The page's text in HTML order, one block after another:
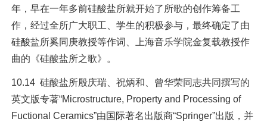
年，早在一年多前硅酸盐所就开始了所歌的创作筹备工
作，经过全所广大职工、学生的积极参与，最终确定了由
硅酸盐所奚同庚教授等作词、上海音乐学院金复载教授作
曲的《硅酸盐所之歌》。
10.14 硅酸盐所殷庆瑞、祝炳和、曾华荣同志共同撰写的
英文版专著“Microstructure, Property and Processing of
Fuctional Ceramics”由国际著名出版商“Springer”出版，并